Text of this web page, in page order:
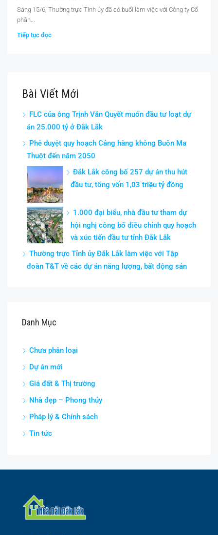
Sáng 15/6, Thường trực Tỉnh ủy đã có buổi làm việc với Công ty Cổ
phần...
Tiếp tục đọc
Bài Viết Mới
FLC của ông Trịnh Văn Quyết muốn đầu tư loạt dự
án 25.000 tỷ ở Đắk Lắk
Phê duyệt quy hoạch Cảng hàng không Buôn Ma
Thuột đến năm 2050
Đắk Lắk công bố 257 dự án thu hút
đầu tư, tổng vốn 1,03 triệu tỷ đồng
1.000 đại biểu, nhà đầu tư tham dự
hội nghị công bố điều chỉnh quy hoạch
và xúc tiến đầu tư tỉnh Đắk Lắk
Thường trực Tỉnh ủy Đắk Lắk làm việc với Tập
đoàn T&T về các dự án năng lượng, bất động sản
Danh Mục
Chưa phân loại
Dự án mới
Giá đất & Thị trường
Nhà đẹp – Phong thủy
Pháp lý & Chính sách
Tin tức